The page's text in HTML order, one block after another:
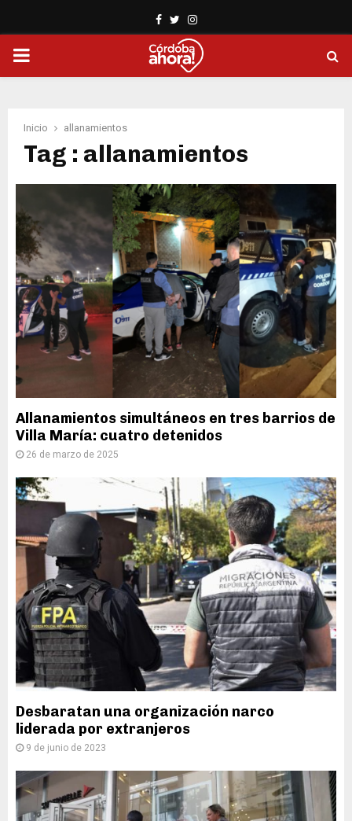
Facebook
TwitterInstagram
PRIMARY
Inicio allanamientos
Tag : allanamientos
Allanamientos simultáneos en tres barrios de
Villa María: cuatro detenidos
26 de marzo de 2025
Desbaratan una organización narco
liderada por extranjeros
9 de junio de 2023